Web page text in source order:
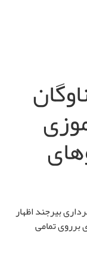
بیرجند اظهار
تمامی